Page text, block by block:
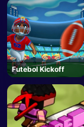
Futebol Kickoff